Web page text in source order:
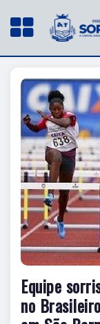
Equipe
no